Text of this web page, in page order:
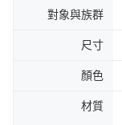
對象與族群
尺寸
顏色
材質